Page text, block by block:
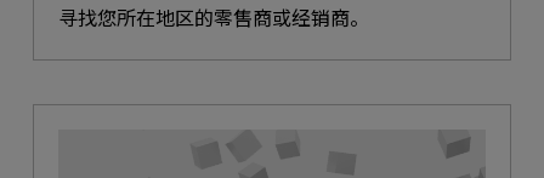
寻找您所在地区的零售商或经销商。